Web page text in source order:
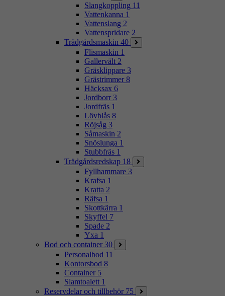
Slangkoppling 11
Vattenkanna 1
Vattenslang 2
Vattenspridare 2
Trädgårdsmaskin 40
Flismaskin 1
Gallervält 2
Gräsklippare 3
Grästrimmer 8
Häcksax 6
Jordborr 3
Jordfräs 1
Lövblås 8
Röjsåg 3
Såmaskin 2
Snöslunga 1
Stubbfräs 1
Trädgårdsredskap 18
Fyllhammare 3
Krafsa 1
Kratta 2
Räfsa 1
Skottkärra 1
Skyffel 7
Spade 2
Yxa 1
Bod och container 30
Personalbod 11
Kontorsbod 8
Container 5
Slamtoalett 1
Reservdelar och tillbehör 75